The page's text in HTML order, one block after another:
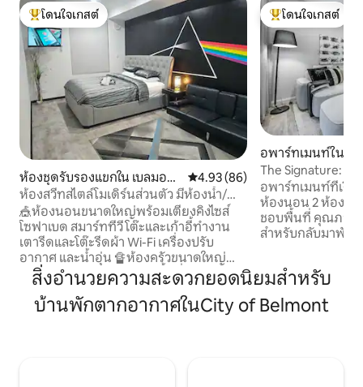
โดนใจเกสต์ที่สุด
โดนใจเกสต์
ห้องชุดรับรองแขกใน เบลมอน
ต์
คะแนนเฉลี่ย 4.93 จาก 5, 86 รีวิว
4.93 (86)
ห้องสวีทสไตล์โมเดิร์นส่วนตัว มีห้องน้ำ/
ห้องสุขา/ครัวเล็กของตัวเอง
🎪ห้องนอนขนาดใหญ่พร้อมเตียงคิงไซส์
โซฟาเบด สมาร์ททีวี โต๊ะและเก้าอี้ทำงาน
เตารีดและโต๊ะรีดผ้า Wi-Fi เครื่องปรับ
อากาศ และน้ำอุ่น 🔏ห้องครัวขนาดใหญ่
ส่วนตัว ห้องซักรีดส่วนตัว พื้นที่รับประทาน
อาหารพร้อมตู้เย็น เครื่องซักผ้า/เครื่องอบ
ผ้า ไมโครเวฟ เตาแอร์ฟรายเออร์ กาต้มน้ำ
ไฟฟ้า เครื่องปิ้งขนมปัง และอื่น ๆ มีน้ำ นม
โดนใจเกสต์ที่สุด
โดนใจเกสต์
อพาร์ทเมนท์ใน เบ
The Signature: 3
สนามกีฬา บาร์บีคิ
อพาร์ทเมนท์ที่เงีย
ห้องนอน 2 ห้องน้ำ
ชอบพื้นที่ คุณภาพ
สำหรับกลับมาพัก อยู่ใกล้กับคราวน์เพิร์ธ
เล่นแบบเปิดโล่ง
ครบครัน และระเบี
ดาดฟ้า รวมถึงร้า
ระดับโลกอยู่หน้าประตูข
สิ่งอำนวยความสะดวกยอดนิยมสำหรับ
บ้านพักตากอากาศในCity of Belmont